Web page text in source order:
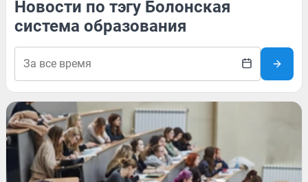
Новости по тэгу Болонская
система образования